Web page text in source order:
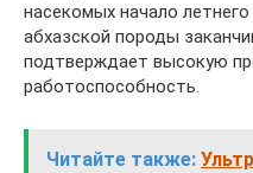
насекомых начало
абхазской породы
подтверждает высокую
работоспособность.
Читайте также: